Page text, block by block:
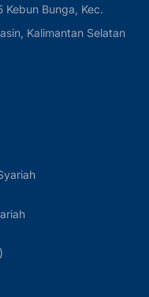
Kebun Bunga, Kec.
Kalimantan Selatan